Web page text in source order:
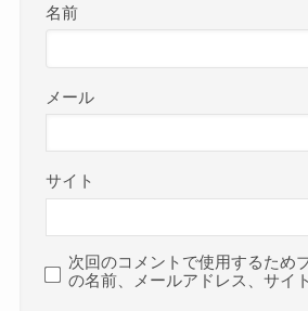
名前
メール
サイト
次回のコメントで使用するため
の名前、メールアドレス、サイ